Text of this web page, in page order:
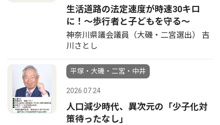
生活道路の法定速度が時速30キロ
に！〜歩行者と子どもを守る〜
神奈川県議会議員（大磯・二宮選出） 吉
川さとし
平塚・大磯・二宮・中井
2026.07.24
人口減少時代、異次元の「少子化対
策待ったなし」